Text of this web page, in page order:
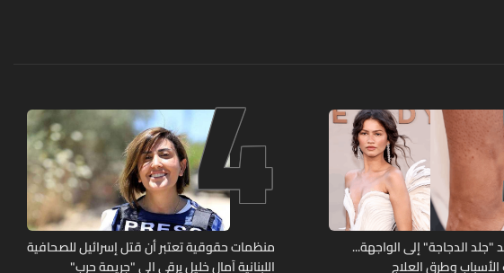
"جلد الدجاجة" إلى الواجهة...
وطرق العلاج
4
منظمات حقوقية تعتبر أن قتل إسرائيل للصحافية
اللبنانية آمال خليل يرقى الى "جريمة حرب"